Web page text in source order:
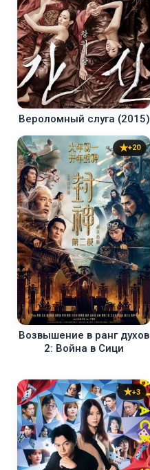
Вероломный слуга (2015)
+20
Возвышение в ранг духов
2: Война в Сици
+3